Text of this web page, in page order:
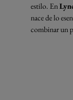
estilo. En
nace de lo
combinar un